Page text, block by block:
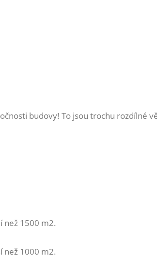
budovy! To jsou trochu rozdílné
než 1500 m2.
než 1000 m2.